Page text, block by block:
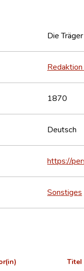
Die
1870
Deutsch
https://
Sonstiges
Titel